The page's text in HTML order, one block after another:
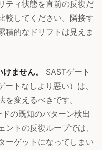
ティ状態を直前の反復だ
較してください。隣接す
積的なドリフトは見えま
ません。
SASTゲート
トなしより悪い）は、
変えるべきです。
の既知のパターン検出
トの反復ループでは、
ーゲットになってしまい